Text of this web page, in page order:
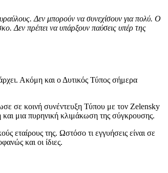
Δεν μπορούν να συνεχίσουν για πολύ. Ο
Δεν πρέπει να υπάρξουν παύσεις υπέρ της
Ακόμη και ο Δυτικός Τύπος σήμερα
σε κοινή συνέντευξη Τύπου με τον Zelensky
μια πυρηνική κλιμάκωση της σύγκρουσης.
εταίρους της. Ωστόσο τι εγγυήσεις είναι σε
και οι ίδιες.